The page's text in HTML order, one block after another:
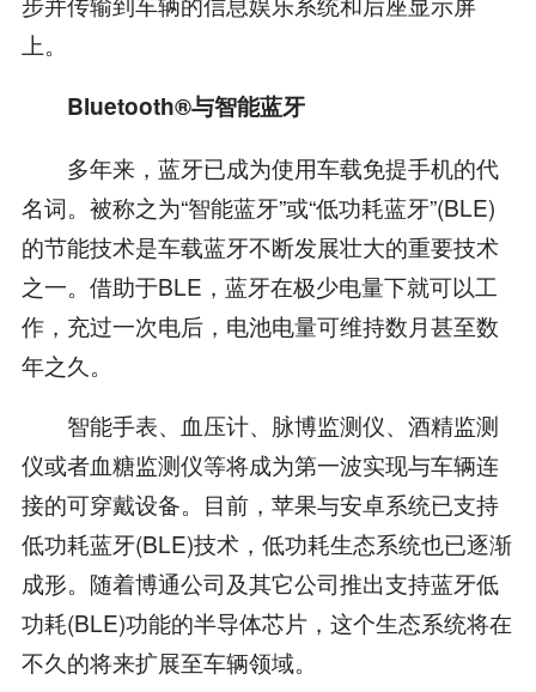
上。
Bluetooth®与智能蓝牙
多年来，蓝牙已成为使用车载免提手机的代
名词。被称之为“智能蓝牙”或“低功耗蓝牙”(BLE)
的节能技术是车载蓝牙不断发展壮大的重要技术
之一。借助于BLE，蓝牙在极少电量下就可以工
作，充过一次电后，电池电量可维持数月甚至数
年之久。
智能手表、血压计、脉博监测仪、酒精监测
仪或者血糖监测仪等将成为第一波实现与车辆连
接的可穿戴设备。目前，苹果与安卓系统已支持
低功耗蓝牙(BLE)技术，低功耗生态系统也已逐渐
成形。随着博通公司及其它公司推出支持蓝牙低
功耗(BLE)功能的半导体芯片，这个生态系统将在
不久的将来扩展至车辆领域。